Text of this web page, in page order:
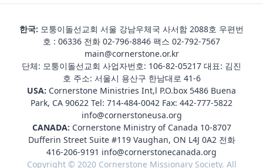
한국: 모퉁이돌선교회 서울 강남우체국 사서함 2088호 우편번
호 : 06336 전화 02-796-8846 팩스 02-792-7567
main@cornerstone.or.kr
단체: 모퉁이돌선교회 사업자번호: 106-82-05217 대표: 김진
호 주소: 서울시 용산구 한남대로 41-6
USA: Cornerstone Ministries Int,l P.O.box 5486 Buena
Park, CA 90622 Tel: 714-484-0042 Fax: 442-777-5822
info@cornerstoneusa.org
CANADA: Cornerstone Ministry of Canada 10-8707
Dufferin Street Suite #119 Vaughan, ON L4J 0A2 전화
416-206-9191 info@cornerstonecanada.org
Copyright © 2020 Cornerstone Missionary Society. All